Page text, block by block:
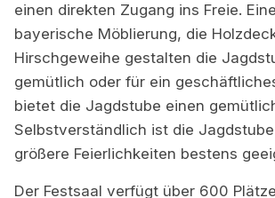
einen direkten Zugang ins Freie.
bayerische Möblierung, die
Hirschgeweihe gestalten die
gemütlich oder für ein
bietet die Jagdstube einen
Selbstverständlich ist die
größere Feierlichkeiten bestens
Der Festsaal verfügt über 600